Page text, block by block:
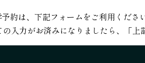
約は、下記フォームをご利用くださ
の入力がお済みになりましたら、「上